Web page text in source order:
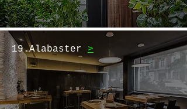
19.Alabaster >